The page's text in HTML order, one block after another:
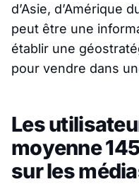
d’Asie, d’Amérique
peut être une
établir une
pour vendre dans
Les
moyenne
sur les